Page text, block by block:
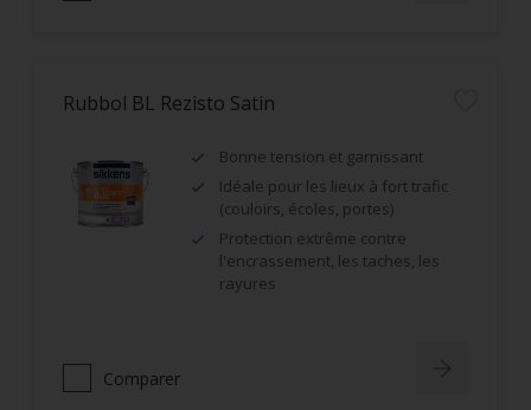
Rubbol BL Rezisto Satin
Bonne tension et garnissant
Idéale pour les lieux à fort trafic
(couloirs, écoles, portes)
Protection extrême contre
l'encrassement, les taches, les
rayures
Comparer